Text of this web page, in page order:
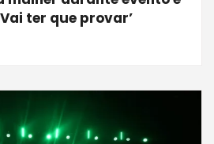
ter que provar’